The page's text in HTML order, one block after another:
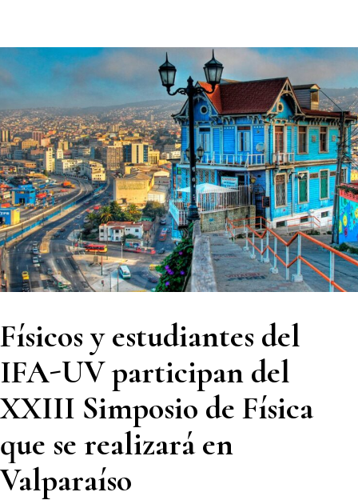
Físicos y estudiantes del
IFA-UV participan del
XXIII Simposio de Física
que se realizará en
Valparaíso